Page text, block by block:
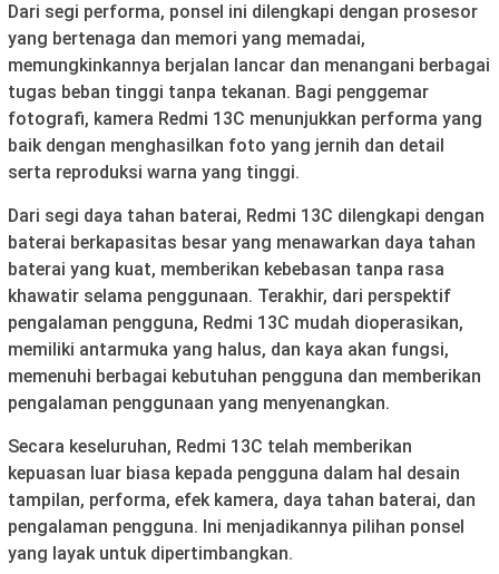
Dari segi performa, ponsel ini dilengkapi dengan prosesor
yang bertenaga dan memori yang memadai,
memungkinkannya berjalan lancar dan menangani berbagai
tugas beban tinggi tanpa tekanan. Bagi penggemar
fotografi, kamera Redmi 13C menunjukkan performa yang
baik dengan menghasilkan foto yang jernih dan detail
serta reproduksi warna yang tinggi.
Dari segi daya tahan baterai, Redmi 13C dilengkapi dengan
baterai berkapasitas besar yang menawarkan daya tahan
baterai yang kuat, memberikan kebebasan tanpa rasa
khawatir selama penggunaan. Terakhir, dari perspektif
pengalaman pengguna, Redmi 13C mudah dioperasikan,
memiliki antarmuka yang halus, dan kaya akan fungsi,
memenuhi berbagai kebutuhan pengguna dan memberikan
pengalaman penggunaan yang menyenangkan.
Secara keseluruhan, Redmi 13C telah memberikan
kepuasan luar biasa kepada pengguna dalam hal desain
tampilan, performa, efek kamera, daya tahan baterai, dan
pengalaman pengguna. Ini menjadikannya pilihan ponsel
yang layak untuk dipertimbangkan.